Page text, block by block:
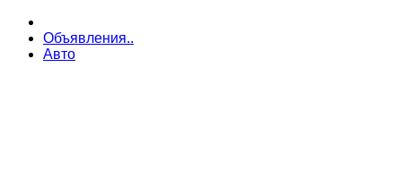
Объявления..
Авто